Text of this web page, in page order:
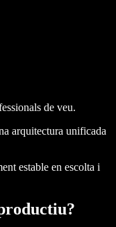
de veu.
arquitectura unificada
estable en escolta i